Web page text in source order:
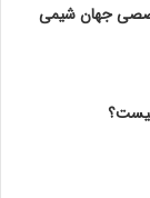
جهان شیمی